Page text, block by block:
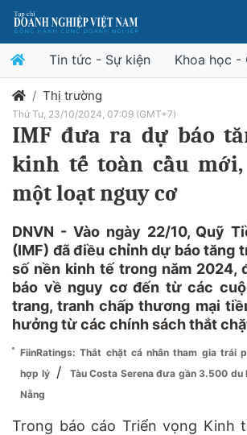
Tin tức - Sự kiện Khoa học -
Thị trường
Thứ Tư, 23/10/2024, 07:09 (GMT+7)
IMF đưa ra dự báo
kinh tế toàn cầu mới,
một loạt nguy cơ
DNVN - Vào ngày 22/10, Quỹ
(IMF) đã điều chỉnh dự báo tăng
số nền kinh tế trong năm 2024,
báo về nguy cơ đến từ các
trang, tranh chấp thương mại
hưởng từ các chính sách thắt
FiinRatings: Thắt chặt cá nhân tham gia trái
hợp lý /
Tàu Costa Serena đưa gần 3.500
Nẵng
Trong báo cáo Triển vọng Kinh